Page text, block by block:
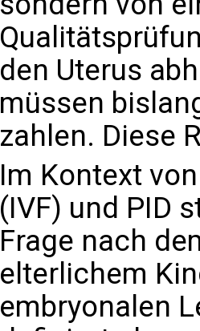
den Uterus
müssen
zahlen. Diese
Im Kontext
(IVF) und PID
Frage nach
elterlichem
embryonalen